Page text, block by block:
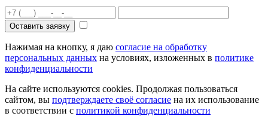
Оставить заявку
Нажимая на кнопку, я даю согласие на обработку
персональных данных на условиях, изложенных в политике
конфиденциальности
На сайте используются cookies. Продолжая пользоваться
сайтом, вы подтверждаете своё согласие на их использование
в соответствии с политикой конфиденциальности